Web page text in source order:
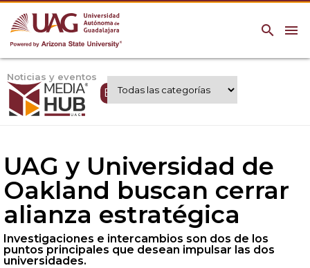
menu
search
Noticias y eventos
Expertos UAG
UAG y Universidad de
Oakland buscan cerrar
alianza estratégica
Investigaciones e intercambios son dos de los
puntos principales que desean impulsar las dos
universidades.